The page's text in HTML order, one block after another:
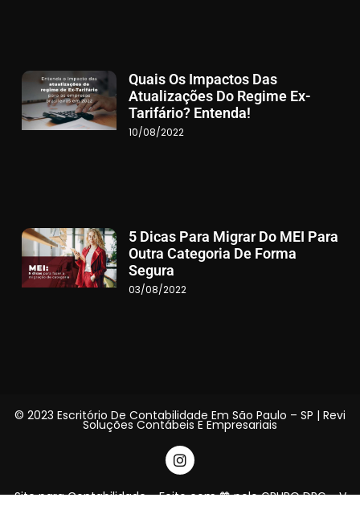
Quais Os Impactos Das
Atualizações Do Regime Ex-
Tarifário? Entenda!
10/08/2022
5 Dicas Para Migrar Do MEI Para
Outra Categoria De Forma
Segura
03/08/2022
© 2023 Escritório De Contabilidade Em São Paulo – SP | Revi
Soluções Contábeis E Empresariais
Site para Contabilidade - Feito com 🧡 pelo GRUPO DPG - V